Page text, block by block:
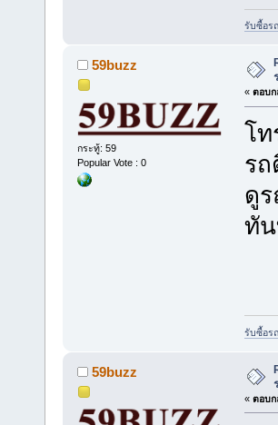
รับซื้อร
59buzz
กระทู้: 59
Popular Vote : 0
« ตอบก
โท
ร
ดู
ทั
รับซื้อร
59buzz
« ตอบก